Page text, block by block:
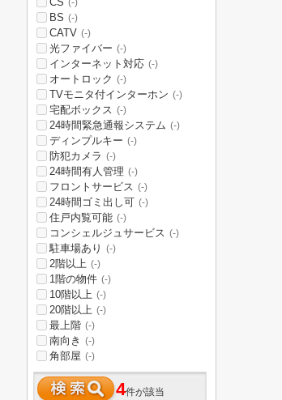
(-)
BS (-)
CATV (-)
光ファイバー (-)
インターネット対応 (-)
オートロック (-)
TVモニタ付インターホン (-)
宅配ボックス (-)
24時間緊急通報システム (-)
ディンプルキー (-)
防犯カメラ (-)
24時間有人管理 (-)
フロントサービス (-)
24時間ゴミ出し可 (-)
住戸内覧可能 (-)
コンシェルジュサービス (-)
駐車場あり (-)
2階以上 (-)
1階の物件 (-)
10階以上 (-)
20階以上 (-)
最上階 (-)
南向き (-)
角部屋 (-)
4件が該当